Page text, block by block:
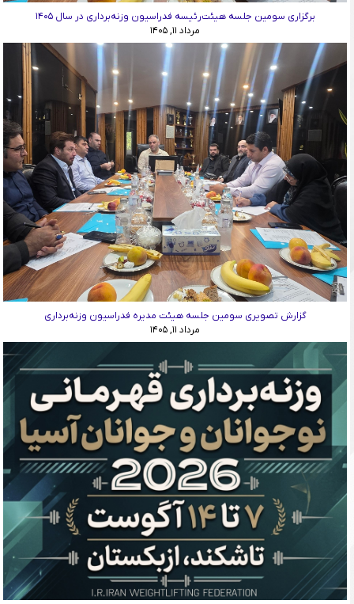
برگزاری سومین جلسه هیئت‌رئیسه فدراسیون وزنه‌برداری در سال ۱۴۰۵
مرداد ۱۱, ۱۴۰۵
گزارش تصویری سومین جلسه هیئت مدیره فدراسیون وزنه‌برداری
مرداد ۱۱, ۱۴۰۵